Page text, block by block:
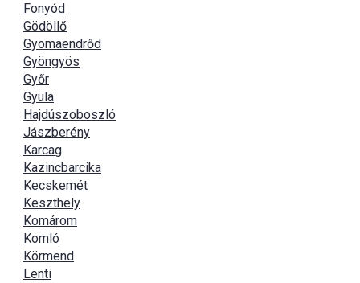
Fonyód
Gödöllő
Gyomaendrőd
Gyöngyös
Győr
Gyula
Hajdúszoboszló
Jászberény
Karcag
Kazincbarcika
Kecskemét
Keszthely
Komárom
Komló
Körmend
Lenti